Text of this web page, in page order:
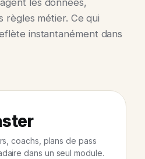
les données,
règles métier. Ce qui
instantanément dans
coachs, plans de pass
dans un seul module.